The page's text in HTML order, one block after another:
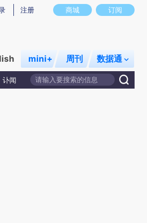
意图存在偏差。不代表财新观点和立场。推荐点击
商城 订阅
注册
mini+ 周刊 数据通
讣闻